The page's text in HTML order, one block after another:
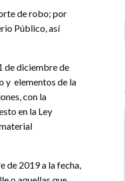
de robo; por
Público, así
de diciembre de
y elementos de la
con la
en la Ley
de 2019 a la fecha,